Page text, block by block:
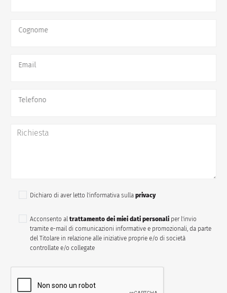
Cognome
Email
Telefono
Dichiaro di aver letto l'informativa sulla privacy
Acconsento al trattamento dei miei dati personali per l'invio
tramite e-mail di comunicazioni informative e promozionali, da parte
del Titolare in relazione alle iniziative proprie e/o di società
controllate e/o collegate